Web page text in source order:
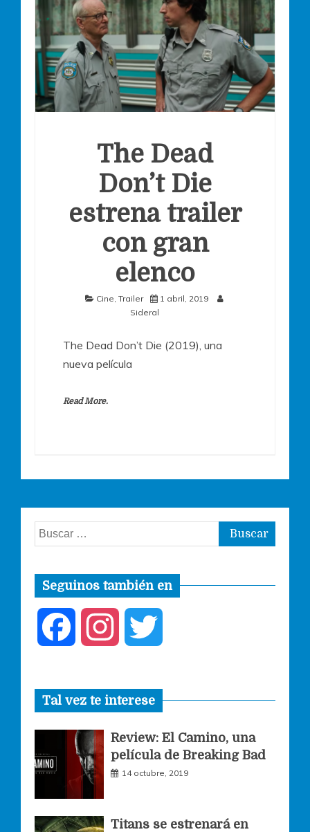
The Dead
Don’t Die
estrena trailer
con gran
elenco
Cine Trailer
1 abril, 2019
Sideral
The Dead Don’t Die (2019), una
nueva película
Read More.
Buscar:
Seguinos también en
c
e
b
o
s
t
a
g
i
t
t
Tal vez te interese
Review: El Camino, una
película de Breaking Bad
14 octubre, 2019
Titans se estrenará en